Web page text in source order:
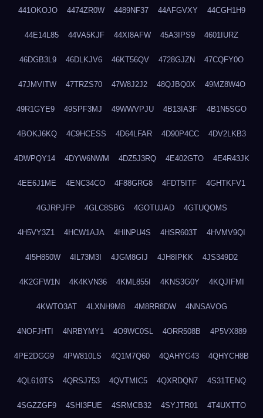
441OKOJO 4474ZR0W 4489NF37 44AFGVXY 44CGH1H9
44E14L85 44VA5KJF 44XI8AFW 45A3IPS9 4601IURZ
46DGB3L9 46DLKJV6 46KT56QV 4728GJZN 47CQFY0O
47JMVITW 47TRZS70 47W8J2J2 48QJBQ0X 49MZ8W4O
49R1GYE9 49SPF3MJ 49WWVPJU 4B13IA3F 4B1N5SGO
4BOKJ6KQ 4C9HCESS 4D64LFAR 4D90P4CC 4DV2LKB3
4DWPQY14 4DYW6NWM 4DZ5J3RQ 4E402GTO 4E4R43JK
4EE6J1ME 4ENC34CO 4F88GRG8 4FDT5ITF 4GHTKFV1
4GJRPJFP 4GLC8SBG 4GOTUJAD 4GTUQOMS
4H5VY3Z1 4HCW1AJA 4HINPU4S 4HSR603T 4HVMV9QI
4I5H850W 4IL73M3I 4JGM8GIJ 4JH8IPKK 4JS349D2
4K2GFW1N 4K4KVN36 4KML855I 4KNS3G0Y 4KQJIFMI
4KWTO3AT 4LXNH9M8 4M8RR8DW 4NNSAVOG
4NOFJHTI 4NRBYMY1 4O9WC0SL 4ORR508B 4P5VX889
4PE2DGG9 4PW810LS 4Q1M7Q60 4QAHYG43 4QHYCH8B
4QL610TS 4QRSJ753 4QVTMIC5 4QXRDQN7 4S31TENQ
4SGZZGF9 4SHI3FUE 4SRMCB32 4SYJTR01 4T4UXTTO